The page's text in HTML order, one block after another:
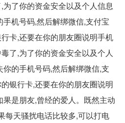
了你的资金安全以及个人信息
机号码,然后解绑微信,支付宝
卡,还要在你的朋友圈说明手机
了,为了你的资金安全以及个人
的手机号码,然后解绑微信,支
银行卡,还要在你的朋友圈说明
是朋友,曾经的爱人。既然主动
每天骚扰电话比较多,可以打电